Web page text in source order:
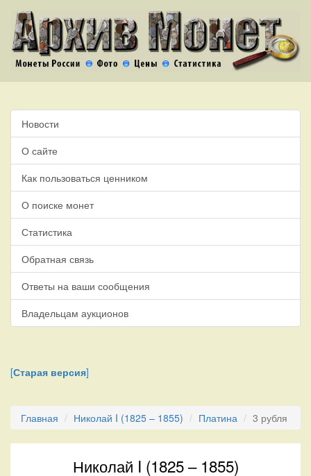
Новости
О сайте
Как пользоваться ценником
О поиске монет
Статистика
Обратная связь
Ответы на ваши сообщения
Владельцам аукционов
[Старая версия]
Главная Николай I (1825 – 1855) Платина 3 рубля
Николай I (1825 – 1855)